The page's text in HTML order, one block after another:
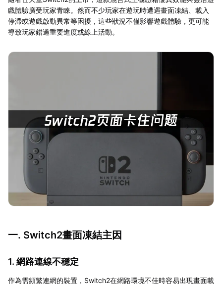
戲體驗廣受玩家青睞。然而不少玩家在遊玩時遭遇畫面凍結、載入
停滯或遊戲啟動異常等困擾，這些狀況不僅影響遊戲體驗，更可能
導致玩家錯過重要進度或線上活動。
一. Switch2畫面凍結主因
1. 網路連線不穩定
作為需頻繁連網的裝置，Switch2在網路環境不佳時容易出現畫面載